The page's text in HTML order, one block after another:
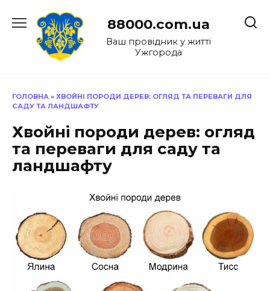
до
88000.com.ua
Ваш провідник у житті
Ужгорода
ГОЛОВНА » ХВОЙНІ ПОРОДИ ДЕРЕВ: ОГЛЯД ТА ПЕРЕВАГИ ДЛЯ
САДУ ТА ЛАНДШАФТУ
Хвойні породи дерев: огляд
та переваги для саду та
ландшафту